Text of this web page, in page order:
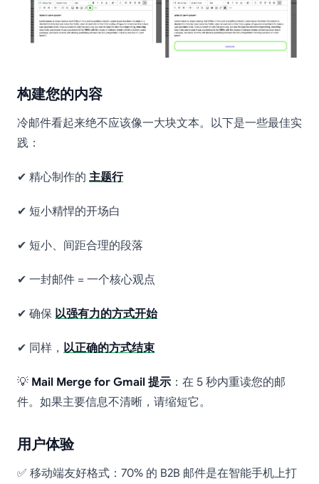
构建您的内容
冷邮件看起来绝不应该像一大块文本。以下是一些最佳实
践：
✔ 精心制作的 主题行
✔ 短小精悍的开场白
✔ 短小、间距合理的段落
✔ 一封邮件 = 一个核心观点
✔ 确保 以强有力的方式开始
✔ 同样， 以正确的方式结束
💡 Mail Merge for Gmail 提示 ：在 5 秒内重读您的邮
件。如果主要信息不清晰，请缩短它。
用户体验
✅ 移动端友好格式：70% 的 B2B 邮件是在智能手机上打